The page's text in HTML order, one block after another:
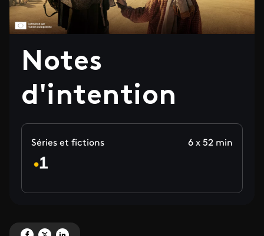
Notes
d'intention
Séries et fictions 6 x 52 min
Partagez 'Notes d'intention' sur Facebook
Partagez 'Notes d'intention' sur X
Partagez 'Notes d'intention' sur LinkedIn